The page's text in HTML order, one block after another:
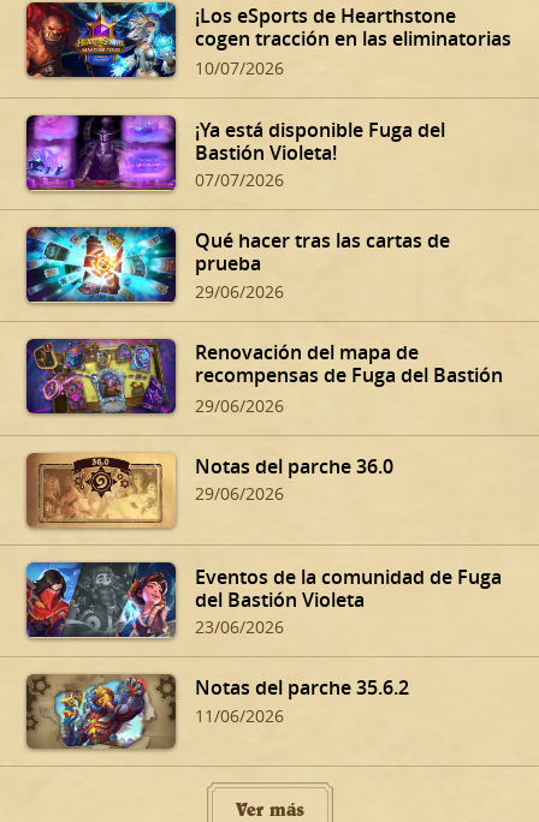
¡Los eSports de Hearthstone
cogen tracción en las eliminatorias
de verano!
10/07/2026
¡Ya está disponible Fuga del
Bastión Violeta!
07/07/2026
Qué hacer tras las cartas de
prueba
29/06/2026
Renovación del mapa de
recompensas de Fuga del Bastión
Violeta
29/06/2026
Notas del parche 36.0
29/06/2026
Eventos de la comunidad de Fuga
del Bastión Violeta
23/06/2026
Notas del parche 35.6.2
11/06/2026
Ver más